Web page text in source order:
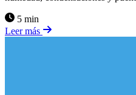
5 min
Leer más